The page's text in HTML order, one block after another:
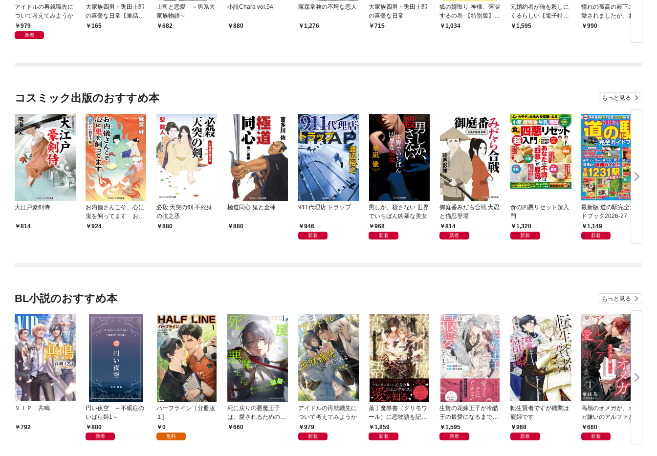
アイドルの再就職先に
ついて考えてみようか
979
新着
大家族四男・兎田士郎
の喜憂な日常【単話
版】 第１話
165
上司と恋愛 ～男系大
家族物語～
682
小説Chara vol.54
880
塚森常務の不埒な恋人
1,276
大家族四男・兎田士郎
の喜憂な日常
715
狐の婿取り-神様、落涙
するの巻-【特別版】
(イラスト付き)
1,034
元婚約者が俺を殺しに
くるらしい【電子特別
版】1,595
憧れの孤高の殿下に求
愛されましたが、あり
えないので気のせいで
990
コスミック出版のおすすめ本 もっと見る
大江戸豪剣侍
814
お内儀さんこそ、心に
鬼を飼ってます おけ
いの戯作手帖
924
必殺 天突の剣 不死身
の弦之丞
880
極道同心 鬼と金棒
880
911代理店 トラップ
946
新着
男しか、殺さない 世界
でいちばん凶暴な美女
968
新着
御庭番みだら合戦 犬忍
と猫忍登場
814
新着
食の四悪リセット超入
門
1,320
新着
最新版 道の駅完全ガイ
ドブック2026-27
1,149
新着
BL小説のおすすめ本 もっと見る
ＶＩＰ 共鳴
792
円い夜空 ～不眠症の
いばら姫1～
880
新着
ハーフライン［分冊版
１]
0
無料
死に戻りの悪魔王子
は、愛されるための実
験をはじめることにし
660
アイドルの再就職先に
ついて考えてみようか
979
新着
落丁魔導書（グリモワ
ール）に恋物語を記す
には【イラスト付き】
【単行本書き下ろしSS
1,859
新着
生贄の花嫁王子が冷酷
王の最愛になるまで
【イラスト付き】【単
行本書き下ろしSS付
1,595
新着
転生賢者ですが職業は
寵姫です
968
新着
高嶺のオメガが、オメ
ガ嫌いのアルファと愛
を知るまで1
660
新着